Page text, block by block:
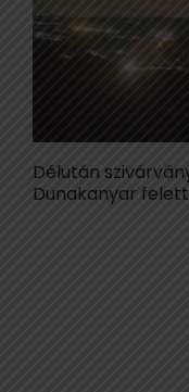
Délután
Dunakanyar felett